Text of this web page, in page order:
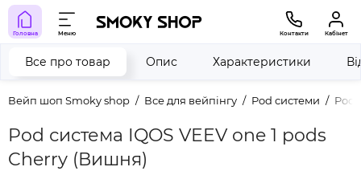
Головна Меню Контакти Кабінет
Вейп шоп Smoky shop Все для вейпінгу Pod системи Pod
Pod система IQOS VEEV one 1 pods
Cherry (Вишня)
Все про товар Опис Характеристики